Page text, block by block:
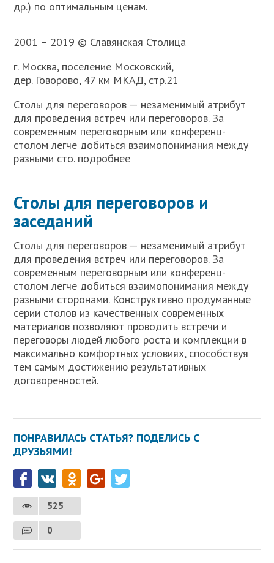
др.) по оптимальным ценам.
2001 – 2019 © Славянская Столица
г. Москва, поселение Московский,
дер. Говорово, 47 км МКАД, стр.21
Столы для переговоров — незаменимый атрибут
для проведения встреч или переговоров. За
современным переговорным или конференц-
столом легче добиться взаимопонимания между
разными сто. подробнее
Столы для переговоров и
заседаний
Столы для переговоров — незаменимый атрибут
для проведения встреч или переговоров. За
современным переговорным или конференц-
столом легче добиться взаимопонимания между
разными сторонами. Конструктивно продуманные
серии столов из качественных современных
материалов позволяют проводить встречи и
переговоры людей любого роста и комплекции в
максимально комфортных условиях, способствуя
тем самым достижению результативных
договоренностей.
ПОНРАВИЛАСЬ СТАТЬЯ? ПОДЕЛИСЬ С
ДРУЗЬЯМИ!
525
0